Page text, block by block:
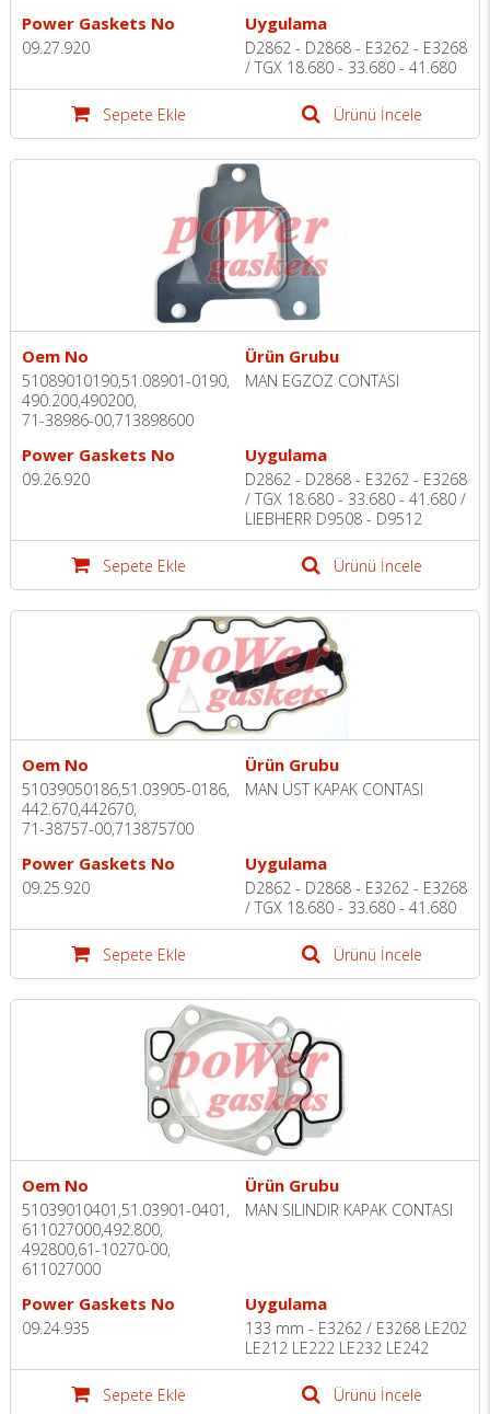
Power Gaskets No
09.27.920
Uygulama
D2862 - D2868 - E3262 - E3268
/ TGX 18.680 - 33.680 - 41.680
Sepete Ekle Ürünü İncele
Oem No
51089010190,51.08901-0190,
490.200,490200,
71-38986-00,713898600
Ürün Grubu
MAN EGZOZ CONTASI
Power Gaskets No
09.26.920
Uygulama
D2862 - D2868 - E3262 - E3268
/ TGX 18.680 - 33.680 - 41.680 /
LIEBHERR D9508 - D9512
Sepete Ekle Ürünü İncele
Oem No
51039050186,51.03905-0186,
442.670,442670,
71-38757-00,713875700
Ürün Grubu
MAN ÜST KAPAK CONTASI
Power Gaskets No
09.25.920
Uygulama
D2862 - D2868 - E3262 - E3268
/ TGX 18.680 - 33.680 - 41.680
Sepete Ekle Ürünü İncele
Oem No
51039010401,51.03901-0401,
611027000,492.800,
492800,61-10270-00,
611027000
Ürün Grubu
MAN SILINDIR KAPAK CONTASI
Power Gaskets No
09.24.935
Uygulama
133 mm - E3262 / E3268 LE202
LE212 LE222 LE232 LE242
Sepete Ekle Ürünü İncele